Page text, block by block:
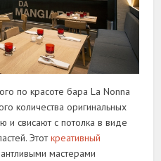
по красоте бара La Nonna
количества оригинальных
и свисают с потолка в виде
Этоткреативный
мастерами